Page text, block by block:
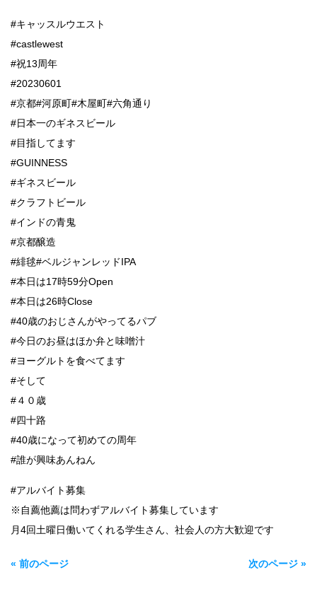
#キャッスルウエスト
#castlewest
#祝13周年
#20230601
#京都#河原町#木屋町#六角通り
#日本一のギネスビール
#目指してます
#GUINNESS
#ギネスビール
#クラフトビール
#インドの青鬼
#京都醸造
#緋毬#ベルジャンレッドIPA
#本日は17時59分Open
#本日は26時Close
#40歳のおじさんがやってるパブ
#今日のお昼はほか弁と味噌汁
#ヨーグルトを食べてます
#そして
#４０歳
#四十路
#40歳になって初めての周年
#誰が興味あんねん
#アルバイト募集
※自薦他薦は問わずアルバイト募集しています
月4回土曜日働いてくれる学生さん、社会人の方大歓迎です
« 前のページ 次のページ »